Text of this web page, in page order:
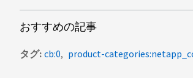
おすすめの記事
タグ cb:0 product-